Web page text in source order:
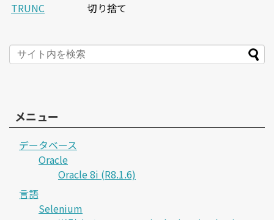
TRUNC
切り捨て
メニュー
データベース
Oracle
Oracle 8i (R8.1.6)
言語
Selenium